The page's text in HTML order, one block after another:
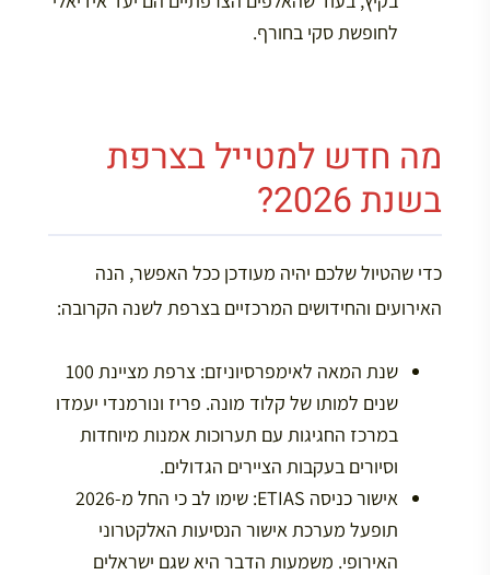
לחופשת סקי בחורף.
מה חדש למטייל בצרפת
בשנת 2026?
כדי שהטיול שלכם יהיה מעודכן ככל האפשר, הנה
האירועים והחידושים המרכזיים בצרפת לשנה הקרובה:
שנת המאה לאימפרסיוניזם:
צרפת מציינת 100
שנים למותו של קלוד מונה. פריז ונורמנדי יעמדו
במרכז החגיגות עם תערוכות אמנות מיוחדות
וסיורים בעקבות הציירים הגדולים.
אישור כניסה ETIAS:
שימו לב כי החל מ-2026
תופעל מערכת אישור הנסיעות האלקטרוני
האירופי. משמעות הדבר היא שגם ישראלים